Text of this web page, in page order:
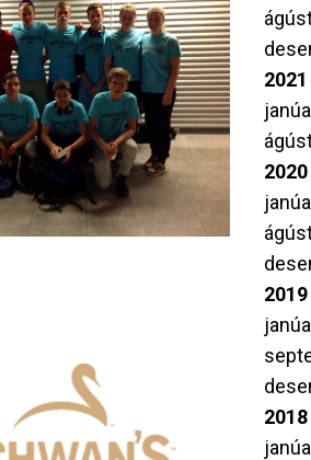
2021
2020
2019
2018